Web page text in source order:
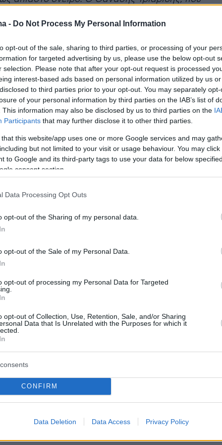
- Do Not Process My Personal Information
opt-out of the sale, sharing to third parties, or processing of your
for targeted advertising by us, please use the below opt-out
selection. Please note that after your opt-out request is processed
interest-based ads based on personal information utilized by us
to third parties prior to your opt-out. You may separately
of your personal information by third parties on the IAB’s list of
This information may also be disclosed by us to third parties on the
Participants that may further disclose it to other third parties.
that this website/app uses one or more Google services and may
but not limited to your visit or usage behaviour. You may
to Google and its third-party tags to use your data for below
consent section.
Data Processing Opt Outs
opt-out of the Sharing of my personal data.
opt-out of the Sale of my Personal Data.
opt-out of processing my Personal Data for Targeted
opt-out of Collection, Use, Retention, Sale, and/or Sharing
Data that Is Unrelated with the Purposes for which it
CONFIRM
Data Deletion Data Access Privacy Policy
διαρκώς στις παρυφές ενός εφιάλτη. Θα
να συλλάβει τους χαρακτήρες ως ονειρικά
στιγμές της ύπαρξης. Η αποδοχή της
είναι το κλειδί για να κατορθώσουμε να
με την ιστορία μας, τη βιολογική μας ταυτότητα.
και κάτι άλλο από αυτό που φαίνονται. Ο
επίλογος της ζωής του Μίχαλου Ρούση είναι
ύπαρξής μας »
παίρνουν μέρος οι ηθοποιοί Προμηθέας
, Κώστας Βασαρδάνης, Ξανθή Γεωργίου,
Κατσίκα, Ευαγγελία Ρούση, Αλκιβιάδης Μαγγόνας,
Μπίτος, Λεωνή Ξεροβάσιλα, Αρετή Πασχάλη
για θεατές άνω των 15 ετών
θα είναι διαθέσιμηΕΔΩ με αγορά
εισιτηρίων θα είναι διαθέσιμο
αγορά το πρόγραμμα της παράστασης σε
Ολονύχτια μάχη με τα χιόνια - Ποιοι δρόμοι